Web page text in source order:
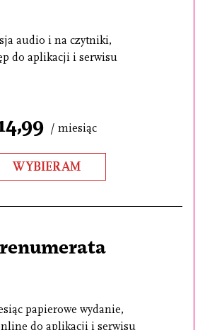
audio i na czytniki,
do aplikacji i serwisu
/ miesiąc
WYBIERAM
papierowe wydanie,
do aplikacji i serwisu